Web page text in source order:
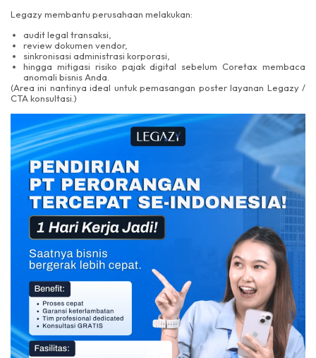
Legazy membantu perusahaan melakukan:
audit legal transaksi,
review dokumen vendor,
sinkronisasi administrasi korporasi,
hingga mitigasi risiko pajak digital sebelum Coretax membaca
anomali bisnis Anda.
(Area ini nantinya ideal untuk pemasangan poster layanan Legazy /
CTA konsultasi.)